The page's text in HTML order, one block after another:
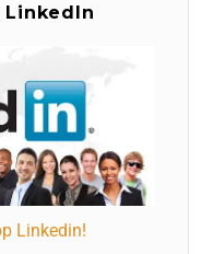
LinkedIn
Linkedin!